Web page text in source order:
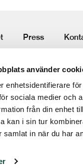
använder
enhetsidentifierare
sociala medier och
från din enhet
kan i sin tur
samlat in när du har
Press
Whistleblowing